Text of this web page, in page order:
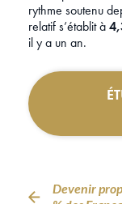
rythme soutenu
relatif s’établit à
il y a un an.
Devenir